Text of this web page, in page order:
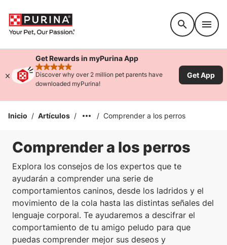
Get Rewards in myPurina App
rated 4.9 stars
Discover why over 2 million pet parents have
downloaded myPurina!
Get App
Inicio / Artículos / / Comprender a los perros
Comprender a los perros
Explora los consejos de los expertos que te
ayudarán a comprender una serie de
comportamientos caninos, desde los ladridos y el
movimiento de la cola hasta las distintas señales del
lenguaje corporal. Te ayudaremos a descifrar el
comportamiento de tu amigo peludo para que
puedas comprender mejor sus deseos y